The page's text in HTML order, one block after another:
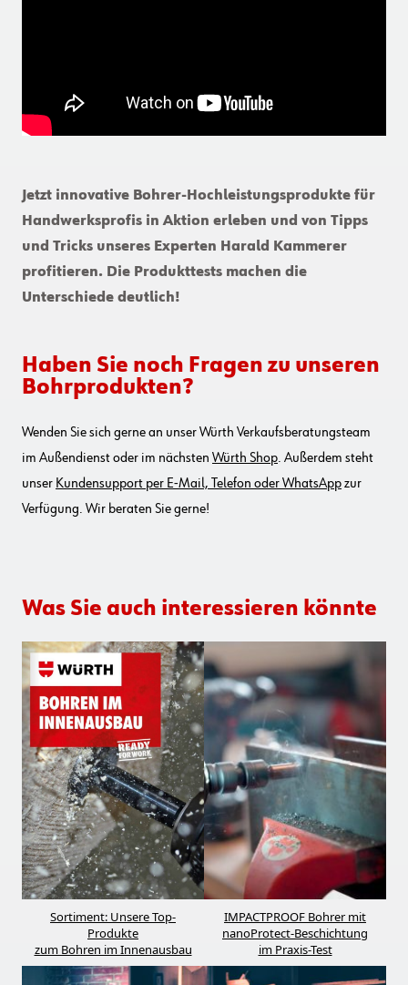
Jetzt innovative Bohrer-Hochleistungsprodukte für
Handwerksprofis in Aktion erleben und von Tipps
und Tricks unseres Experten Harald Kammerer
profitieren. Die Produkttests machen die
Unterschiede deutlich!
Haben Sie noch Fragen zu unseren
Bohrprodukten?
Wenden Sie sich gerne an unser Würth Verkaufsberatungsteam
im Außendienst oder im nächsten Würth Shop. Außerdem steht
unser Kundensupport per E-Mail, Telefon oder WhatsAppzur
Verfügung. Wir beraten Sie gerne!
Was Sie auch interessieren könnte
Sortiment: Unsere Top-
Produkte
zum Bohren im Innenausbau
IMPACTPROOF Bohrer mit
nanoProtect-Beschichtung
im Praxis-Test